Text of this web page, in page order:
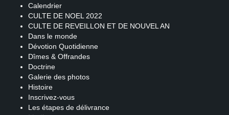
Calendrier
CULTE DE NOEL 2022
CULTE DE REVEILLON ET DE NOUVEL AN
Dans le monde
Dévotion Quotidienne
Dîmes & Offrandes
Doctrine
Galerie des photos
Histoire
Inscrivez-vous
Les étapes de délivrance